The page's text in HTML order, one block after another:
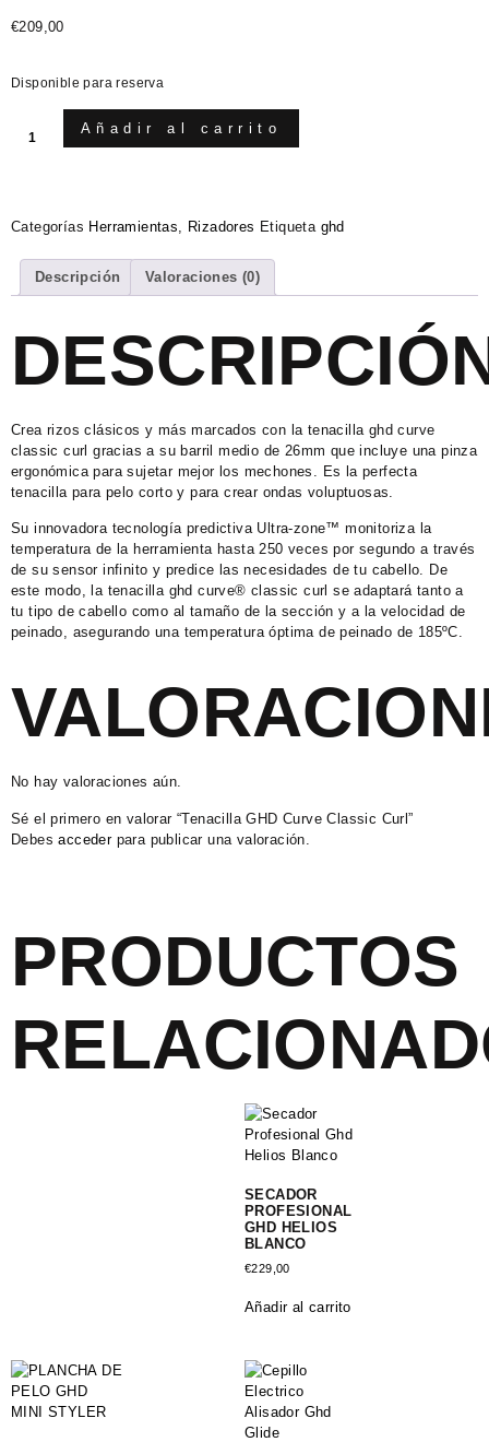
€209,00
Disponible para reserva
Añadir al carrito
Categorías Herramientas Rizadores Etiqueta ghd
Descripción Valoraciones (0)
Crea rizos clásicos y más marcados con la tenacilla ghd curve
classic curl gracias a su barril medio de 26mm que incluye una pinza
ergonómica para sujetar mejor los mechones. Es la perfecta
tenacilla para pelo corto y para crear ondas voluptuosas.
Su innovadora tecnología predictiva Ultra-zone™ monitoriza la
temperatura de la herramienta hasta 250 veces por segundo a través
de su sensor infinito y predice las necesidades de tu cabello. De
este modo, la tenacilla ghd curve® classic curl se adaptará tanto a
tu tipo de cabello como al tamaño de la sección y a la velocidad de
peinado, asegurando una temperatura óptima de peinado de 185ºC.
No hay valoraciones aún.
Sé el primero en valorar “Tenacilla GHD Curve Classic Curl”
Debesaccederpara publicar una valoración.
PRODUCTOS
SECADOR
PROFESIONAL
GHD HELIOS
BLANCO
€229,00
Añadir al carrito